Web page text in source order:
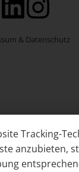
& Datenschutz
Tracking-
anzubieten,